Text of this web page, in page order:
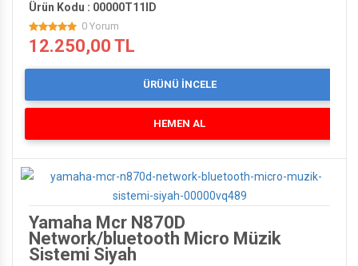
BİSLİKLET'TE SEZON SONU
Ürün Kodu : 00000T11ID
0 Yorum
12.250,00 TL
ÜRÜNÜ İNCELE
HEMEN AL
Yamaha Mcr N870D
Network/bluetooth Micro Müzik
Sistemi Siyah